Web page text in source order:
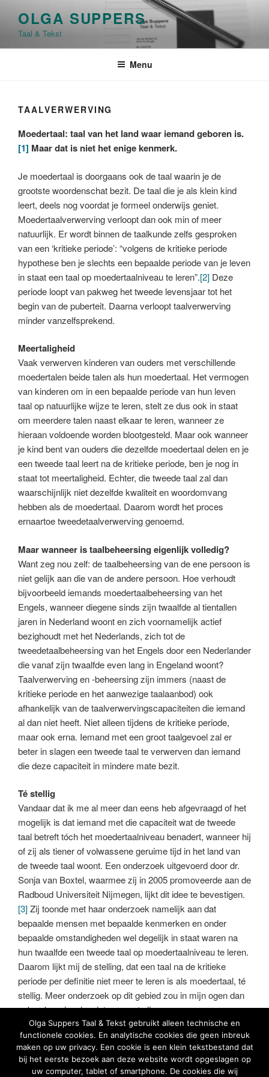
inhoud
OLGA SUPPERS
Taal & Tekst
Menu
TAALVERWERVING
Moedertaal: taal van het land waar iemand geboren is.
[1] Maar dat is niet het enige kenmerk.
Je moedertaal is doorgaans ook de taal waarin je de
grootste woordenschat bezit. De taal die je als klein kind
leert, deels nog voordat je formeel onderwijs geniet.
Moedertaalverwerving verloopt dan ook min of meer
natuurlijk. Er wordt binnen de taalkunde zelfs gesproken
van een ‘kritieke periode’: “volgens de kritieke periode
hypothese ben je slechts een bepaalde periode van je leven
in staat een taal op moedertaalniveau te leren”.[2] Deze
periode loopt van pakweg het tweede levensjaar tot het
begin van de puberteit. Daarna verloopt taalverwerving
minder vanzelfsprekend.
Meertaligheid
Vaak verwerven kinderen van ouders met verschillende
moedertalen beide talen als hun moedertaal. Het vermogen
van kinderen om in een bepaalde periode van hun leven
taal op natuurlijke wijze te leren, stelt ze dus ook in staat
om meerdere talen naast elkaar te leren, wanneer ze
hieraan voldoende worden blootgesteld. Maar ook wanneer
je kind bent van ouders die dezelfde moedertaal delen en je
een tweede taal leert na de kritieke periode, ben je nog in
staat tot meertaligheid. Echter, die tweede taal zal dan
waarschijnlijk niet dezelfde kwaliteit en woordomvang
hebben als de moedertaal. Daarom wordt het proces
ernaartoe tweedetaalverwerving genoemd.
Maar wanneer is taalbeheersing eigenlijk volledig?
Want zeg nou zelf: de taalbeheersing van de ene persoon is
niet gelijk aan die van de andere persoon. Hoe verhoudt
bijvoorbeeld iemands moedertaalbeheersing van het
Engels, wanneer diegene sinds zijn twaalfde al tientallen
jaren in Nederland woont en zich voornamelijk actief
bezighoudt met het Nederlands, zich tot de
tweedetaalbeheersing van het Engels door een Nederlander
die vanaf zijn twaalfde even lang in Engeland woont?
Taalverwerving en -beheersing zijn immers (naast de
kritieke periode en het aanwezige taalaanbod) ook
afhankelijk van de taalverwervingscapaciteiten die iemand
al dan niet heeft. Niet alleen tijdens de kritieke periode,
maar ook erna. Iemand met een groot taalgevoel zal er
beter in slagen een tweede taal te verwerven dan iemand
die deze capaciteit in mindere mate bezit.
Té stellig
Vandaar dat ik me al meer dan eens heb afgevraagd of het
mogelijk is dat iemand met die capaciteit wat de tweede
taal betreft tóch het moedertaalniveau benadert, wanneer hij
of zij als tiener of volwassene geruime tijd in het land van
de tweede taal woont. Een onderzoek uitgevoerd door dr.
Sonja van Boxtel, waarmee zij in 2005 promoveerde aan de
Radboud Universiteit Nijmegen, lijkt dit idee te bevestigen.
[3]Zij toonde met haar onderzoek namelijk aan dat
bepaalde mensen met bepaalde kenmerken en onder
bepaalde omstandigheden wel degelijk in staat waren na
hun twaalfde een tweede taal op moedertaalniveau te leren.
Daarom lijkt mij de stelling, dat een taal na de kritieke
periode per definitie niet meer te leren is als moedertaal, té
stellig. Meer onderzoek op dit gebied zou in mijn ogen dan
ook zeker zinvol en interessant zijn.
[1]Bron:http://www.vandale.nl/opzoeken?
pattern=moedertaal&lang=nn#.VwuQCXpX3dQ
Olga Suppers Taal & Tekst gebruikt alleen technische en
functionele cookies. En analytische cookies die geen inbreuk
maken op uw privacy. Een cookie is een klein tekstbestand dat
bij het eerste bezoek aan deze website wordt opgeslagen op
uw computer, tablet of smartphone. De cookies die wij